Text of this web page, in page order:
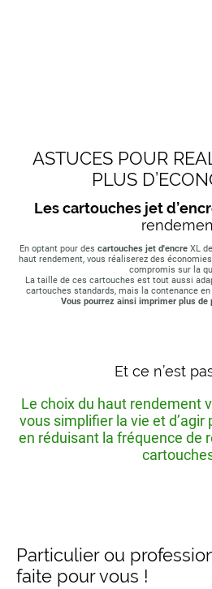
ASTUCES POUR
PLUS
Les cartouches jet
En optant pour des cartouches jet d'encreXL
haut rendement, vous réaliserez des
compromis sur la
La taille de ces cartouches est tout aussi
cartouches standards, mais la contenance
Vous pourrez ainsi imprimer plus de
Et ce n’est
Le choix du haut rendement
vous simplifier la vie et d’agir
en réduisant la fréquence de
Particulier ou
faite pour vous !